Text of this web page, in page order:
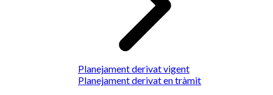
Planejament derivat vigent
Planejament derivat en tràmit